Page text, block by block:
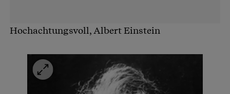
Hochachtungsvoll, Albert Einstein